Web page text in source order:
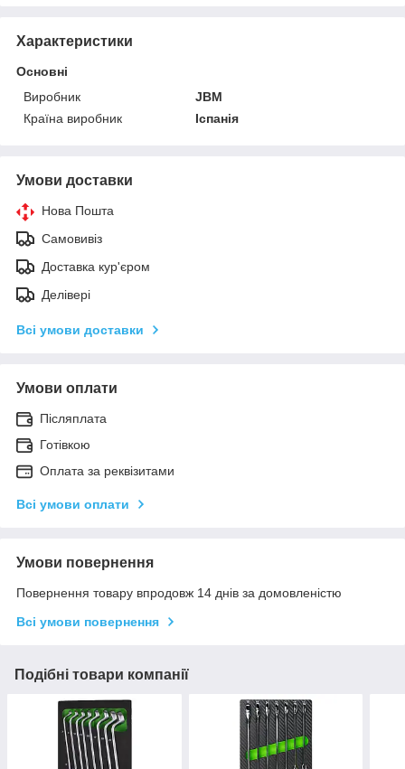
Характеристики
Основні
Виробник
JBM
Країна виробник
Іспанія
Умови доставки
Нова Пошта
Самовивіз
Доставка кур'єром
Делівері
Всі умови доставки
Умови оплати
Післяплата
Готівкою
Оплата за реквізитами
Всі умови оплати
Умови повернення
Повернення товару впродовж 14 днів за домовленістю
Всі умови повернення
Подібні товари компанії